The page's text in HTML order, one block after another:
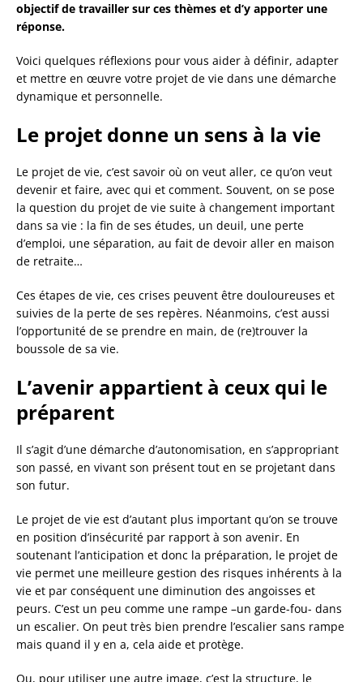
objectif de travailler sur ces thèmes et d’y apporter une
réponse.
Voici quelques réflexions pour vous aider à définir, adapter
et mettre en œuvre votre projet de vie dans une démarche
dynamique et personnelle.
Le projet donne un sens à la vie
Le projet de vie, c’est savoir où on veut aller, ce qu’on veut
devenir et faire, avec qui et comment. Souvent, on se pose
la question du projet de vie suite à changement important
dans sa vie : la fin de ses études, un deuil, une perte
d’emploi, une séparation, au fait de devoir aller en maison
de retraite…
Ces étapes de vie, ces crises peuvent être douloureuses et
suivies de la perte de ses repères. Néanmoins, c’est aussi
l’opportunité de se prendre en main, de (re)trouver la
boussole de sa vie.
L’avenir appartient à ceux qui le
préparent
Il s’agit d’une démarche d’autonomisation, en s’appropriant
son passé, en vivant son présent tout en se projetant dans
son futur.
Le projet de vie est d’autant plus important qu’on se trouve
en position d’insécurité par rapport à son avenir. En
soutenant l’anticipation et donc la préparation, le projet de
vie permet une meilleure gestion des risques inhérents à la
vie et par conséquent une diminution des angoisses et
peurs. C’est un peu comme une rampe –un garde-fou- dans
un escalier. On peut très bien prendre l’escalier sans rampe
mais quand il y en a, cela aide et protège.
Ou, pour utiliser une autre image, c’est la structure, le